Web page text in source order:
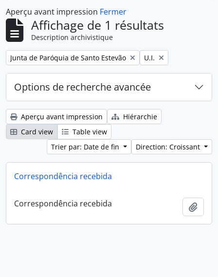
Aperçu avant impression Fermer
Affichage de 1 résultats
Description archivistique
Remove filter:
Junta de Paróquia de Santo Estevão Remove filter:
U.I.
Options de recherche avancée
Aperçu avant impression
Hiérarchie
Card view
Table view
Trier par: Date de fin
Direction: Croissant
Correspondência recebida
Correspondência recebida